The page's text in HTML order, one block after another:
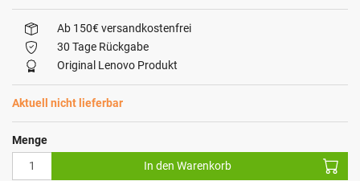
Ab 150€ versandkostenfrei
30 Tage Rückgabe
Original Lenovo Produkt
Aktuell nicht lieferbar
Menge
In den Warenkorb